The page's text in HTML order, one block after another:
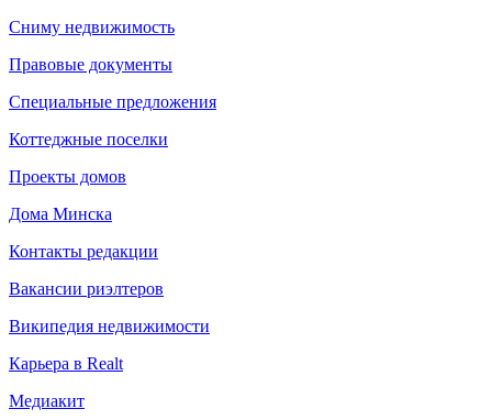
Сниму недвижимость
Правовые документы
Специальные предложения
Коттеджные поселки
Проекты домов
Дома Минска
Контакты редакции
Вакансии риэлтеров
Википедия недвижимости
Карьера в Realt
Медиакит